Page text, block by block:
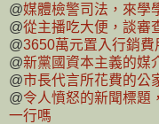
@媒體檢警司法，來學
@從主播吃大便，談審
@3650萬元置入行銷費
@新黨國資本主義的媒
@市長代言所花費的公
@令人憤怒的新聞標題
一行嗎